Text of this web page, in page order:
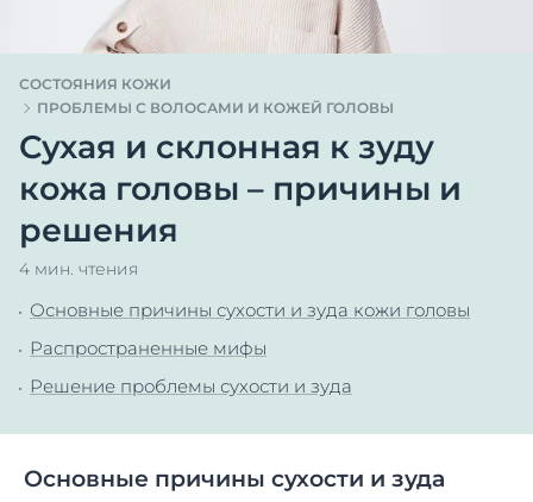
СОСТОЯНИЯ КОЖИ
ПРОБЛЕМЫ С ВОЛОСАМИ И КОЖЕЙ ГОЛОВЫ
Сухая и склонная к зуду
кожа головы – причины и
решения
4 мин. чтения
Основные причины сухости и зуда кожи головы
Распространенные мифы
Решение проблемы сухости и зуда
Основные причины сухости и зуда